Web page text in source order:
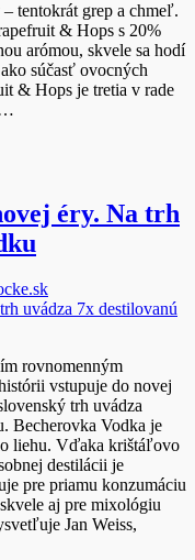
tentokrát grep a chmeľ.
& Hops s 20%
arómou, skvele sa hodí
súčasť ovocných
& Hops je tretia v rade
éry. Na trh
rovnomenným
vstupuje do novej
trh uvádza
Becherovka Vodka je
liehu. Vďaka krištáľovo
destilácii je
pre priamu konzumáciu
aj pre mixológiu
Jan Weiss,